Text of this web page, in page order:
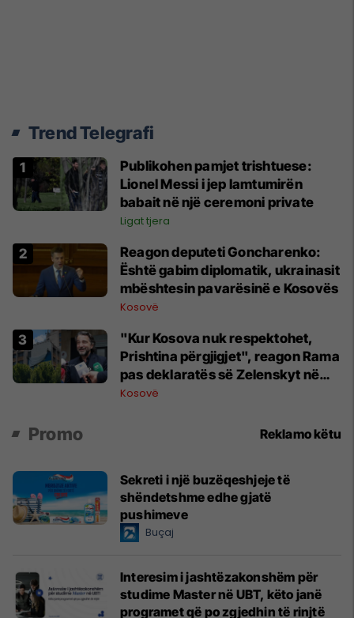
Trend Telegrafi
Publikohen pamjet trishtuese:
Lionel Messi i jep lamtumirën
babait në një ceremoni private
Ligat tjera
Reagon deputeti Goncharenko:
Është gabim diplomatik, ukrainasit
mbështesin pavarësinë e Kosovës
Kosovë
"Kur Kosova nuk respektohet,
Prishtina përgjigjet", reagon Rama
pas deklaratës së Zelenskyt në
Beograd
Kosovë
Promo Reklamo këtu
Sekreti i një buzëqeshjeje të
shëndetshme edhe gjatë
pushimeve
Buçaj
Interesim i jashtëzakonshëm për
studime Master në UBT, këto janë
programet që po zgjedhin të rinjtë